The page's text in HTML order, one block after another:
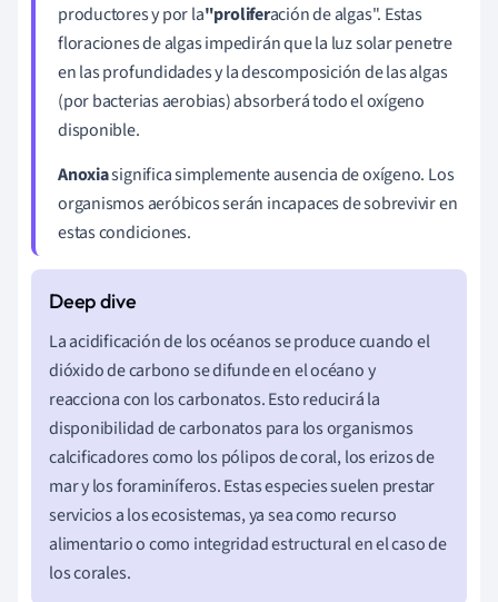
productores y por la"proliferación de algas". Estas
floraciones de algas impedirán que la luz solar penetre
en las profundidades y la descomposición de las algas
(por bacterias aerobias) absorberá todo el oxígeno
disponible.
Anoxiasignifica simplemente ausencia de oxígeno. Los
organismos aeróbicos serán incapaces de sobrevivir en
estas condiciones.
La acidificación de los océanos se produce cuando el
dióxido de carbono se difunde en el océano y
reacciona con los carbonatos. Esto reducirá la
disponibilidad de carbonatos para los organismos
calcificadores como los pólipos de coral, los erizos de
mar y los foraminíferos. Estas especies suelen prestar
servicios a los ecosistemas, ya sea como recurso
alimentario o como integridad estructural en el caso de
los corales.